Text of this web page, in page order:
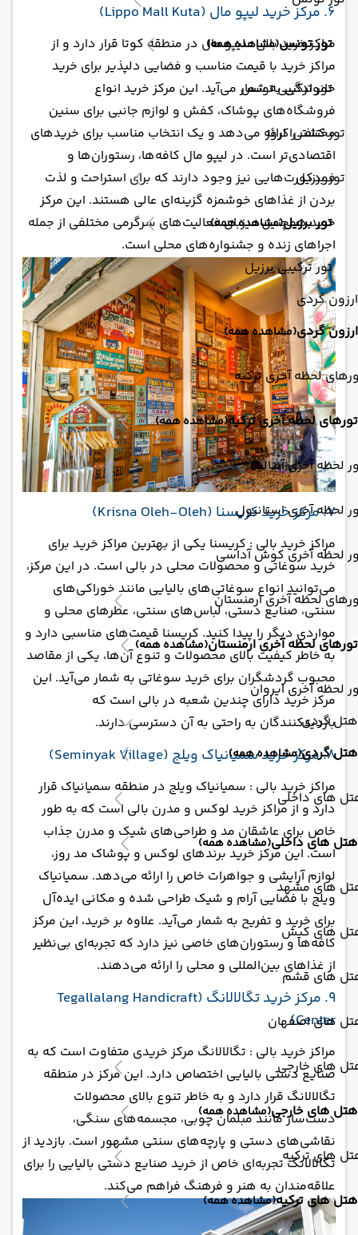
تور تونس(مشاهده همه)
تور ترکیبی تونس
تور کشتی کروز
تور برزیل
تور برزیل(مشاهده همه)
تور ترکیبی برزیل
ارزون گردی
ارزون گردی(مشاهده همه)
لحظه آخری ترکیه
تورهای لحظه آخری ترکیه(مشاهده همه)
لحظه آخری آنتالیا
لحظه آخری استانبول
لحظه آخری کوش آداسی
لحظه آخری ارمنستان
تورهای لحظه آخری ارمنستان(مشاهده همه)
لحظه آخری ایروان
هتل گردی
هتل گردی(مشاهده همه)
های داخلی
هتل های داخلی(مشاهده همه)
های مشهد
های کیش
های قشم
های اصفهان
های خارجی
هتل های خارجی(مشاهده همه)
های ترکیه
هتل های ترکیه(مشاهده همه)
6. مرکز خرید لیپو مال (Lippo Mall Kuta)
مراکز خرید بالی : لیپو مال در منطقه کوتا قرار دارد و از
مراکز خرید با قیمت مناسب و فضایی دلپذیر برای خرید
خانوادگی به شمار می‌آید. این مرکز خرید انواع
فروشگاه‌های پوشاک، کفش و لوازم جانبی برای سنین
مختلف را ارائه می‌دهد و یک انتخاب مناسب برای خریدهای
اقتصادی‌تر است. در لیپو مال کافه‌ها، رستوران‌ها و
فودکورت‌هایی نیز وجود دارند که برای استراحت و لذت
بردن از غذاهای خوشمزه گزینه‌ای عالی هستند. این مرکز
خرید همچنین میزبان فعالیت‌های سرگرمی مختلفی از جمله
اجراهای زنده و جشنواره‌های محلی است.
7. مرکز خرید کریسنا (Krisna Oleh-Oleh)
مراکز خرید بالی : کریسنا یکی از بهترین مراکز خرید برای
خرید سوغاتی و محصولات محلی در بالی است. در این مرکز،
می‌توانید انواع سوغاتی‌های بالیایی مانند خوراکی‌های
سنتی، صنایع دستی، لباس‌های سنتی، عطرهای محلی و
مواردی دیگر را پیدا کنید. کریسنا قیمت‌های مناسبی دارد و
به خاطر کیفیت بالای محصولات و تنوع آن‌ها، یکی از مقاصد
محبوب گردشگران برای خرید سوغاتی به شمار می‌آید. این
مرکز خرید دارای چندین شعبه در بالی است که
بازدیدکنندگان به راحتی به آن دسترسی دارند.
8. مرکز خرید سمیانیاک ویلج (Seminyak Village)
مراکز خرید بالی : سمیانیاک ویلج در منطقه سمیانیاک قرار
دارد و از مراکز خرید لوکس و مدرن بالی است که به طور
خاص برای عاشقان مد و طراحی‌های شیک و مدرن جذاب
است. این مرکز خرید برندهای لوکس و پوشاک مد روز،
لوازم آرایشی و جواهرات خاص را ارائه می‌دهد. سمیانیاک
ویلج با فضایی آرام و شیک طراحی شده و مکانی ایده‌آل
برای خرید و تفریح به شمار می‌آید. علاوه بر خرید، این مرکز
کافه‌ها و رستوران‌های خاصی نیز دارد که تجربه‌ای بی‌نظیر
از غذاهای بین‌المللی و محلی را ارائه می‌دهند.
9. مرکز خرید تگالالانگ (Tegallalang Handicraft
Center)
مراکز خرید بالی : تگالالانگ مرکز خریدی متفاوت است که به
صنایع دستی بالیایی اختصاص دارد. این مرکز در منطقه
تگالالانگ قرار دارد و به خاطر تنوع بالای محصولات
دست‌ساز مانند مبلمان چوبی، مجسمه‌های سنگی،
نقاشی‌های دستی و پارچه‌های سنتی مشهور است. بازدید از
تگالالانگ تجربه‌ای خاص از خرید صنایع دستی بالیایی را برای
علاقه‌مندان به هنر و فرهنگ فراهم می‌کند.